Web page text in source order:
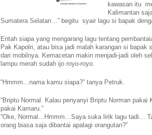
kawasan itu
Kalimantan
Sumatera Selatan…” begitu syair lagu si bapak
Entah siapa yang mengarang lagu tentang
Pak Kapolri, atau bisa jadi malah karangan si
dari mobilnya. Kemacetan makin menjadi-jadi oleh
lampu merah sudah ijo royo-royo.
“Hmmm…nama kamu siapa?” tanya Petruk.
“Briptu Normal. Kalau penyanyi Briptu Norman
pakai Kamaru.”
“Oke, Normal…Hmmm…Saya suka lirik lagu tadi…
orang biasa saja dibantai apalagi orangutan?”